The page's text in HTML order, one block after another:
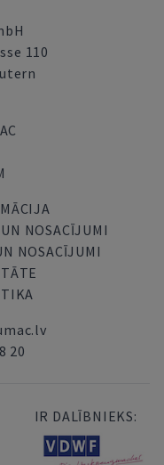
110
NOSACĪJUMI
NOSACĪJUMI
20
IR DALĪBNIEKS: